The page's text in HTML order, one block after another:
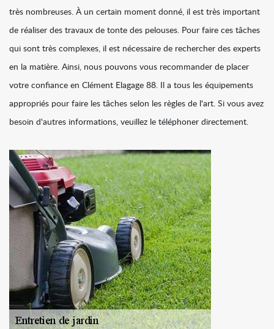
très nombreuses. À un certain moment donné, il est très important
de réaliser des travaux de tonte des pelouses. Pour faire ces tâches
qui sont très complexes, il est nécessaire de rechercher des experts
en la matière. Ainsi, nous pouvons vous recommander de placer
votre confiance en Clément Elagage 88. Il a tous les équipements
appropriés pour faire les tâches selon les règles de l'art. Si vous avez
besoin d'autres informations, veuillez le téléphoner directement.